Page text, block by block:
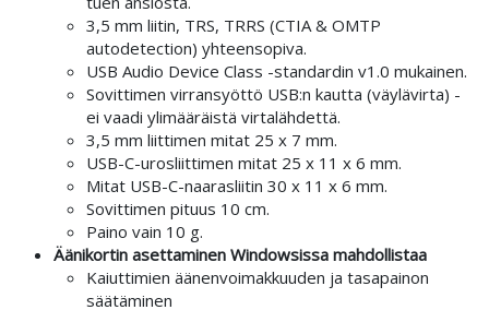
3,5 mm liitin, TRS, TRRS (CTIA & OMTP
autodetection) yhteensopiva.
USB Audio Device Class -standardin v1.0 mukainen.
Sovittimen virransyöttö USB:n kautta (väylävirta) -
ei vaadi ylimääräistä virtalähdettä.
3,5 mm liittimen mitat 25 x 7 mm.
USB-C-urosliittimen mitat 25 x 11 x 6 mm.
Mitat USB-C-naarasliitin 30 x 11 x 6 mm.
Sovittimen pituus 10 cm.
Paino vain 10 g.
Äänikortin asettaminen Windowsissa mahdollistaa
Kaiuttimien äänenvoimakkuuden ja tasapainon
säätäminen